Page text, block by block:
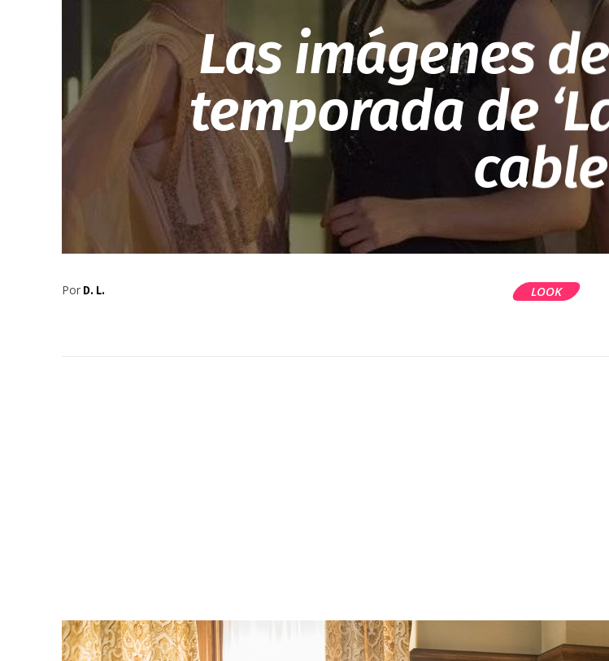
Las imágenes
temporada de
Por D. L. LOOK